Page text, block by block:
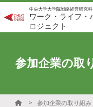
中央大学大学院戦略経営研究科
ワーク・ライフ・
ロジェクト
参加企業の取
参加企業の取り組み